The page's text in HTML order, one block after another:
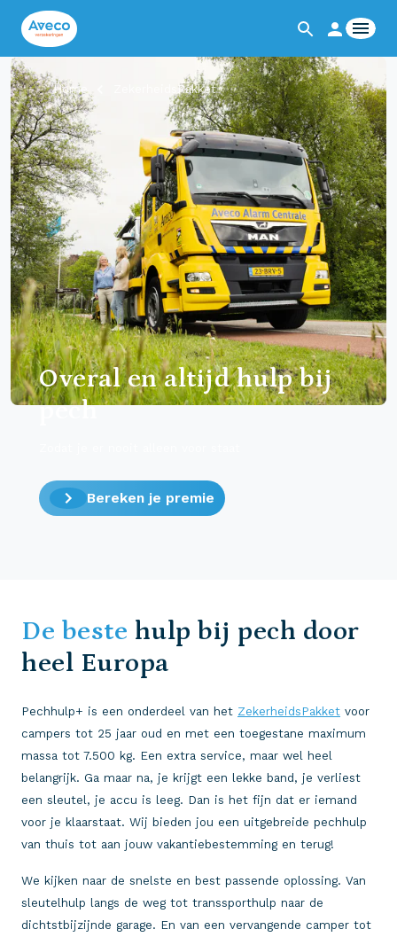
Home ZekerheidsPakket
Overal en altijd hulp bij
pech
Bereken je premie
De beste hulp bij pech door
heel Europa
Pechhulp+ is een onderdeel van het ZekerheidsPakket voor
campers tot 25 jaar oud en met een toegestane maximum
massa tot 7.500 kg. Een extra service, maar wel heel
belangrijk. Ga maar na, je krijgt een lekke band, je verliest
een sleutel, je accu is leeg. Dan is het fijn dat er iemand
voor je klaarstaat. Wij bieden jou een uitgebreide pechhulp
van thuis tot aan jouw vakantiebestemming en terug!
We kijken naar de snelste en best passende oplossing. Van
sleutelhulp langs de weg tot transsporthulp naar de
dichtstbijzijnde garage. En van een vervangende camper tot